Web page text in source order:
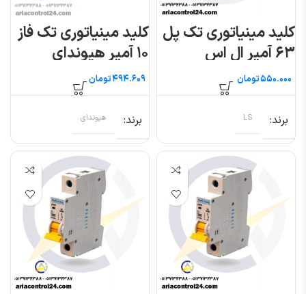
کلید مینیاتوری تک پل
۶۳ آمپر ال اس
تومان
برند LS
کلید مینیاتوری تک فاز
۱۰ آمپر هیوندای
تومان
برند هیوندای